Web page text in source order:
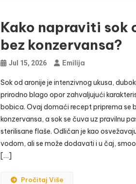
Kako napraviti sok
bez konzervansa?
Jul 15, 2026 Emilija
Sok od aronije je intenzivnog ukusa,
prirodno blago opor zahvaljujući
bobica. Ovaj domaći recept priprema se
konzervansa, a sok se čuva uz pravilnu
sterilisane flaše. Odličan je kao
vodom, ali se može dodavati i u čaj,
[…]
Pročitaj Više